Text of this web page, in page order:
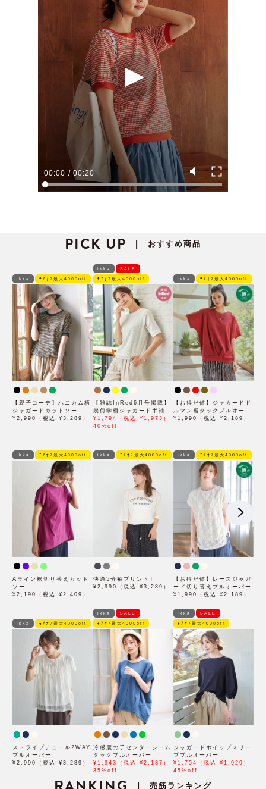
00:00 / 00:20
PICK UP | おすすめ商品
ikka ﾓｱｵﾌ最大4000off
【親子コーデ】ハニカム柄
ジャガードカットソー
¥2,990（税込 ¥3,289）
ikka SALE
ﾓｱｵﾌ最大4000off
【雑誌InRed6月号掲載】
幾何学柄ジャカード半袖プ
ルオーバー 【親子コー
デ】
¥1,794（税込 ¥1,973）
40%off
ikka ﾓｱｵﾌ最大4000off
【お得だ値】ジャカードド
ルマン裾タックプルオーバ
ー
¥1,990（税込 ¥2,189）
ikka ﾓｱｵﾌ最大4000off
Aライン裾切り替えカット
ソー
¥2,190（税込 ¥2,409）
ikka ﾓｱｵﾌ最大4000off
快適5分袖プリントT
¥2,990（税込 ¥3,289）
ikka ﾓｱｵﾌ最大4000off
【お得だ値】レースジャガ
ード切り替えプルオーバー
¥1,990（税込 ¥2,189）
ikka ﾓｱｵﾌ最大4000off
ストライプチュール2WAY
プルオーバー
¥2,990（税込 ¥3,289）
ikka SALE
ﾓｱｵﾌ最大4000off
冷感鹿の子センターシーム
タックプルオーバー
¥1,943（税込 ¥2,137）
35%off
ikka SALE
ﾓｱｵﾌ最大4000off
ジャガードホイップスリー
ブプルオーバー
¥1,754（税込 ¥1,929）
45%off
| 売筋ランキング